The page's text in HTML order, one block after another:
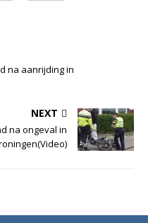
na aanrijding in
NEXT
na ongeval in